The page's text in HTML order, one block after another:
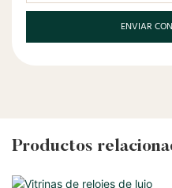
ENVIAR
Productos